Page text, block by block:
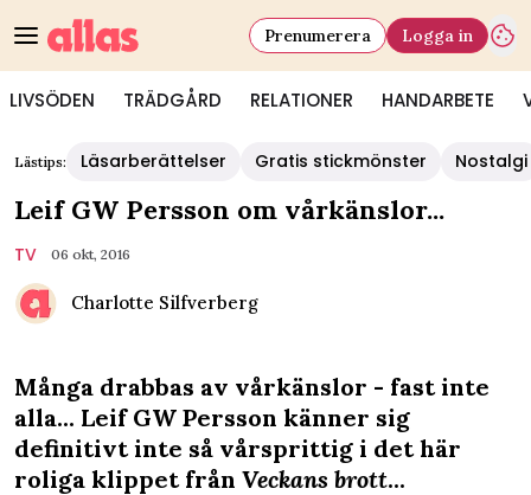
LIVSÖDEN TRÄDGÅRD RELATIONER HANDARBETE
Prenumerera Logga in
Lästips: Läsarberättelser Gratis stickmönster Nostalgi
Leif GW Persson om vårkänslor...
TV 06 okt, 2016
Charlotte Silfverberg
Många drabbas av vårkänslor - fast inte
alla... Leif GW Persson känner sig
definitivt inte så vårsprittig i det här
roliga klippet från Veckans brott...